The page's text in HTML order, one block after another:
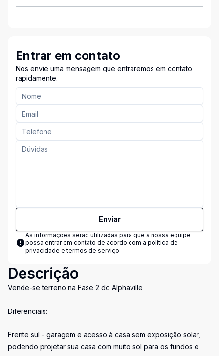
Entrar em contato
Nos envie uma mensagem que entraremos em contato
rapidamente.
Enviar
As informações serão utilizadas para que a nossa equipe
possa entrar em contato de acordo com a política de
privacidade e termos de serviço
Descrição
Vende-se terreno na Fase 2 do Alphaville
Diferenciais:
Frente sul - garagem e acesso à casa sem exposição solar,
podendo projetar sua casa com muito sol para os fundos e